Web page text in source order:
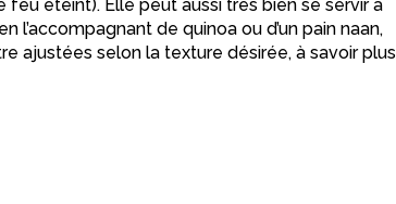
éteint). Elle peut aussi très bien se servir à
l’accompagnant de quinoa ou d’un pain naan,
ajustées selon la texture désirée, à savoir plus